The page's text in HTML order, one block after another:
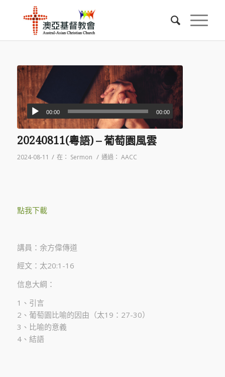
00:00 00:00
20240811(粵語) – 葡萄園風雲
2024-08-11 / 在： Sermon / 通過： AACC
點我下載
講員：余方偉傳道
經文：太20:1-16
信息大綱：
1、引言
2、葡萄園比喻的因由（太19：27-30）
3、比喻的意義
4、結語